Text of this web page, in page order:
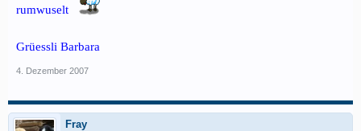
rumwuselt
Grüessli Barbara
4. Dezember 2007
Fray